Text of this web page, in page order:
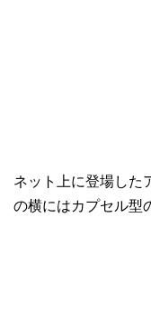
ネット上に登場した
の横にはカプセル型